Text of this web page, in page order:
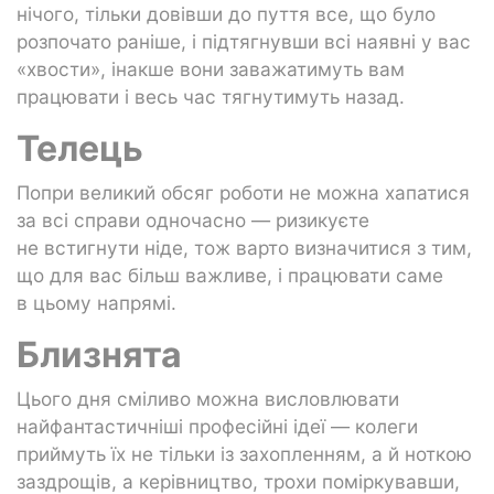
нічого, тільки довівши до пуття все, що було
розпочато раніше, і підтягнувши всі наявні у вас
«хвости», інакше вони заважатимуть вам
працювати і весь час тягнутимуть назад.
Телець
Попри великий обсяг роботи не можна хапатися
за всі справи одночасно — ризикуєте
не встигнути ніде, тож варто визначитися з тим,
що для вас більш важливе, і працювати саме
в цьому напрямі.
Близнята
Цього дня сміливо можна висловлювати
найфантастичніші професійні ідеї — колеги
приймуть їх не тільки із захопленням, а й ноткою
заздрощів, а керівництво, трохи поміркувавши,